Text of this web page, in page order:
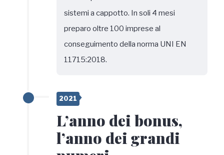
sistemi a cappotto. In soli 4 mesi
preparo oltre 100 imprese al
conseguimento della norma UNI EN
11715:2018.
2021
L’anno dei bonus,
l’anno dei grandi